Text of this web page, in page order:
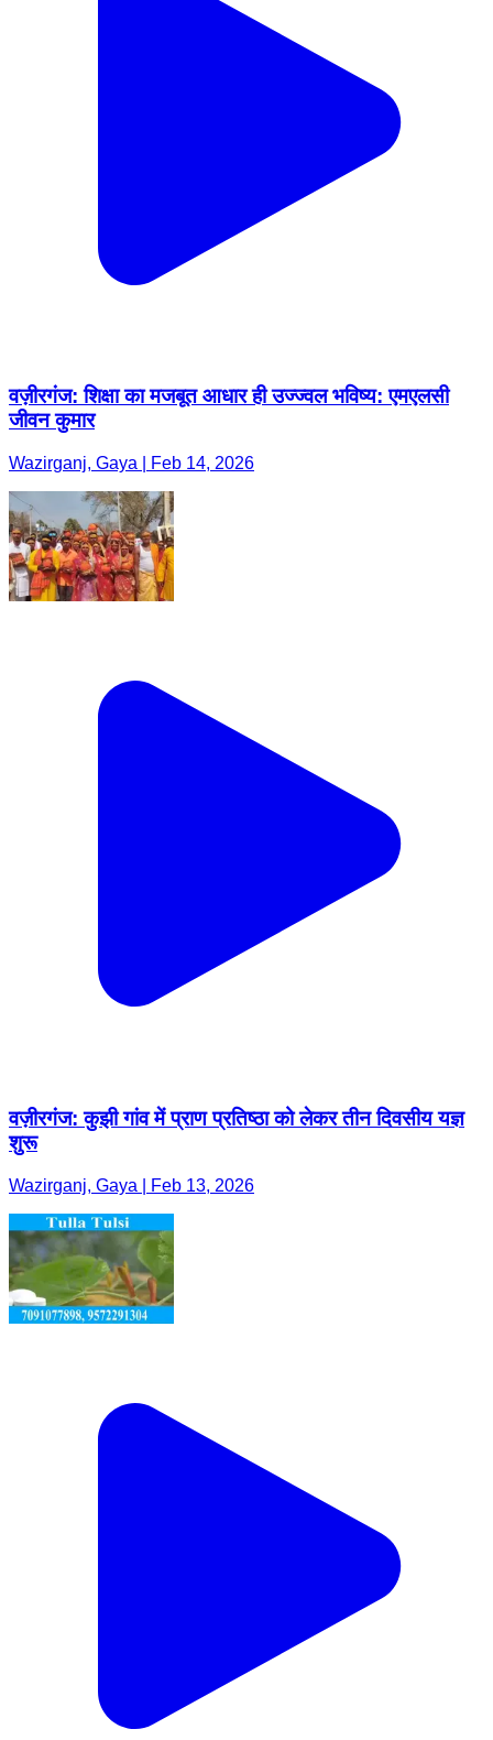
वज़ीरगंज: शिक्षा का मजबूत आधार ही उज्ज्वल भविष्य: एमएलसी
जीवन कुमार
Wazirganj, Gaya | Feb 14, 2026
वज़ीरगंज: कुझी गांव में प्राण प्रतिष्ठा को लेकर तीन दिवसीय यज्ञ
शुरू
Wazirganj, Gaya | Feb 13, 2026